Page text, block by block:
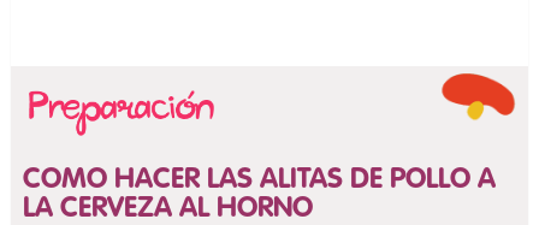
COMO HACER LAS ALITAS DE POLLO A
LA CERVEZA AL HORNO